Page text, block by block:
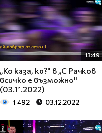
13:49
„Ко каза, ко?" в „С Рачков
всичко е възможно"
(03.11.2022)
1 492 03.12.2022